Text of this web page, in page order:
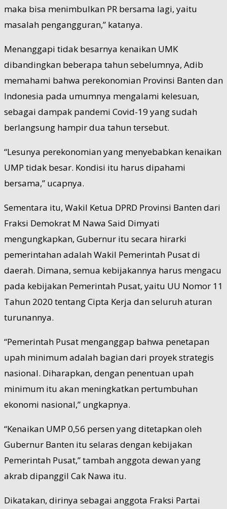
maka bisa menimbulkan PR bersama lagi, yaitu
masalah pengangguran,” katanya.
Menanggapi tidak besarnya kenaikan UMK
dibandingkan beberapa tahun sebelumnya, Adib
memahami bahwa perekonomian Provinsi Banten dan
Indonesia pada umumnya mengalami kelesuan,
sebagai dampak pandemi Covid-19 yang sudah
berlangsung hampir dua tahun tersebut.
“Lesunya perekonomian yang menyebabkan kenaikan
UMP tidak besar. Kondisi itu harus dipahami
bersama,” ucapnya.
Sementara itu, Wakil Ketua DPRD Provinsi Banten dari
Fraksi Demokrat M Nawa Said Dimyati
mengungkapkan, Gubernur itu secara hirarki
pemerintahan adalah Wakil Pemerintah Pusat di
daerah. Dimana, semua kebijakannya harus mengacu
pada kebijakan Pemerintah Pusat, yaitu UU Nomor 11
Tahun 2020 tentang Cipta Kerja dan seluruh aturan
turunannya.
“Pemerintah Pusat menganggap bahwa penetapan
upah minimum adalah bagian dari proyek strategis
nasional. Diharapkan, dengan penentuan upah
minimum itu akan meningkatkan pertumbuhan
ekonomi nasional,” ungkapnya.
“Kenaikan UMP 0,56 persen yang ditetapkan oleh
Gubernur Banten itu selaras dengan kebijakan
Pemerintah Pusat,” tambah anggota dewan yang
akrab dipanggil Cak Nawa itu.
Dikatakan, dirinya sebagai anggota Fraksi Partai